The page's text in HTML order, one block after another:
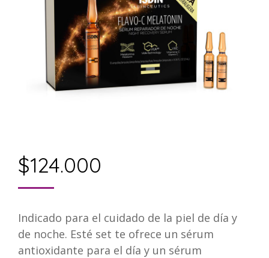
$124.000
Indicado para el cuidado de la piel de día y
de noche. Esté set te ofrece un sérum
antioxidante para el día y un sérum